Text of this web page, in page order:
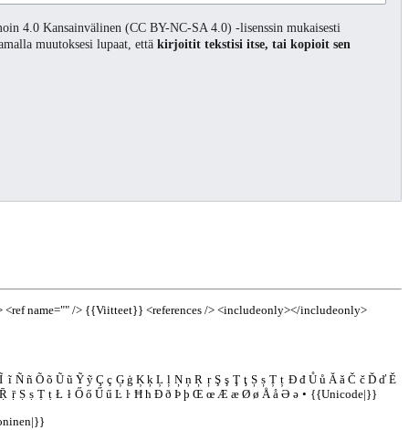
4.0 Kansainvälinen (CC BY-NC-SA 4.0) -lisenssin mukaisesti
muutoksesi lupaat, että kirjoitit tekstisi itse, tai kopioit sen
<ref name="" /> {{Viitteet}} <references /> <includeonly></includeonly>
Ĩ ĩ Ñ ñ Õ õ Ũ ũ Ỹ ỹ Ç ç Ģ ģ Ķ ķ Ļ ļ Ņ ņ Ŗ ŗ Ş ş Ţ ţ Ș ș Ț ț Đ đ Ů ů Ǎ ǎ Č č Ď ď Ě
Ṝ ṝ Ṣ ṣ Ṭ ṭ Ł ł Ő ő Ű ű Ŀ ŀ Ħ ħ Ð ð Þ þ Œ œ Æ æ Ø ø Å å Ə ə • {{Unicode|}}